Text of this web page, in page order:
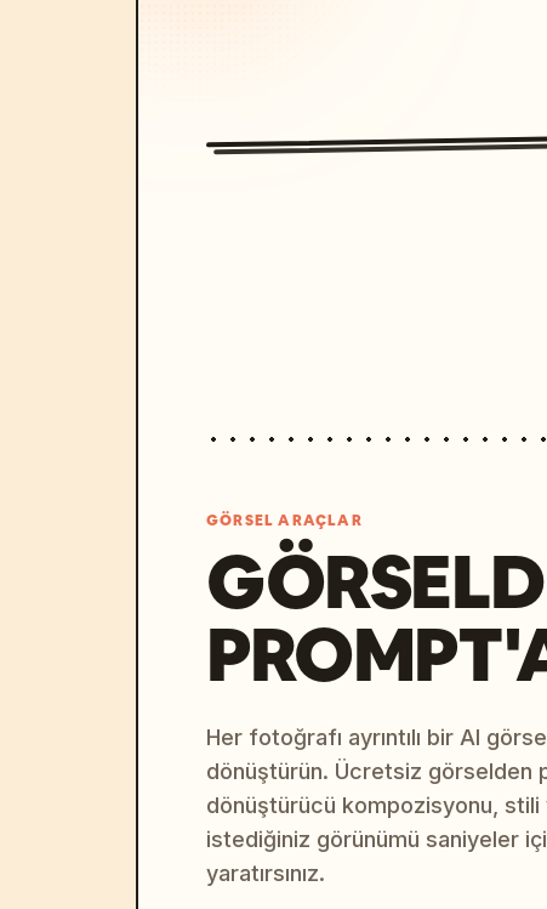
GÖRSEL ARAÇLAR
Her fotoğrafı ayrıntılı bir AI
dönüştürün. Ücretsiz görselden
dönüştürücü kompozisyonu, stili
istediğiniz görünümü saniyeler
yaratırsınız.